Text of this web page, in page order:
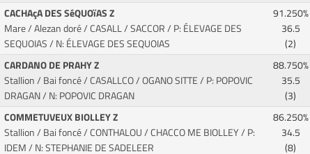
CACHAçA DES SéQUOïAS Z
Mare / Alezan doré / CASALL / SACCOR/ P: ÉLEVAGE DES
SEQUOIAS / N: ÉLEVAGE DES SEQUOIAS
91.250%
36.5
(2)
CARDANO DE PRAHY Z
Stallion / Bai foncé / CASALLCO / OGANO SITTE/ P: POPOVIC
DRAGAN / N: POPOVIC DRAGAN
88.750%
35.5
(3)
COMMETUVEUX BIOLLEY Z
Stallion / Bai foncé / CONTHALOU / CHACCO ME BIOLLEY/ P:
IDEM / N: STEPHANIE DE SADELEER
86.250%
34.5
(8)